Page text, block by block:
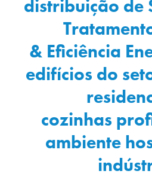
distribuição de
& Eficiência
edifícios do
cozinhas
ambiente